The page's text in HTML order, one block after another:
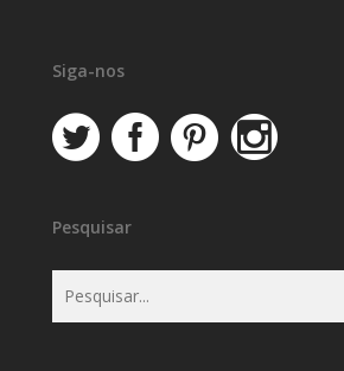
Siga-nos
Pesquisar